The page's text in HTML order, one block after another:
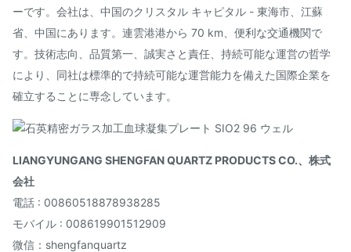
ーです。会社は、中国のクリスタル キャピタル - 東海市、江蘇
省、中国にあります。連雲港港から 70 km、便利な交通機関で
す。技術志向、品質第一、誠実さと責任、持続可能な運営の哲学
により、同社は標準的で持続可能な運営能力を備えた国際企業を
確立することに専念しています。
LIANGYUNGANG SHENGFAN QUARTZ PRODUCTS CO.、株式
会社
電話 : 00860518878938285
モバイル : 008619901512909
微信：shengfanquartz